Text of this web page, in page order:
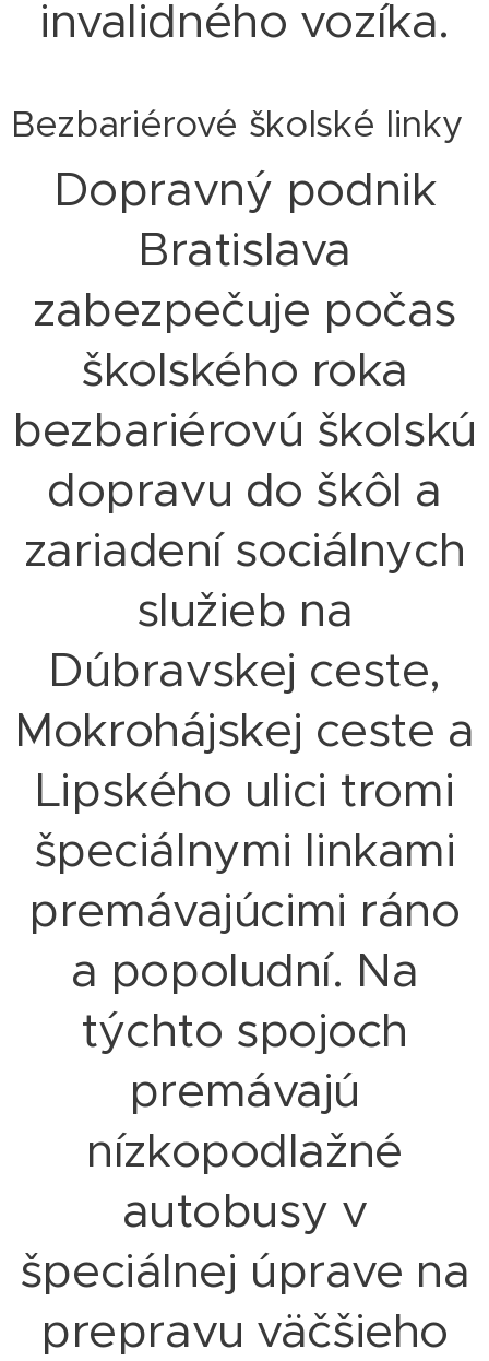
invalidného vozíka.
Bezbariérové školské linky
Dopravný podnik
Bratislava
zabezpečuje počas
školského roka
bezbariérovú školskú
dopravu do škôl a
zariadení sociálnych
služieb na
Dúbravskej ceste,
Mokrohájskej ceste a
Lipského ulici tromi
špeciálnymi linkami
premávajúcimi ráno
a popoludní. Na
týchto spojoch
premávajú
nízkopodlažné
autobusy v
špeciálnej úprave na
prepravu väčšieho